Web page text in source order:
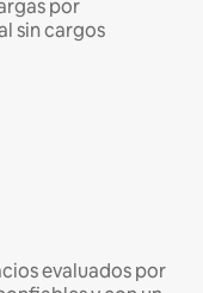
por
sin cargos
evaluados por